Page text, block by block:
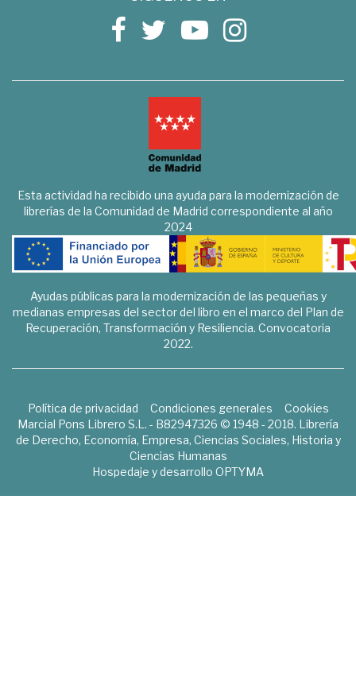
Esta actividad ha recibido una ayuda para la modernización de
librerías de la Comunidad de Madrid correspondiente al año
2024
Ayudas públicas para la modernización de las pequeñas y
medianas empresas del sector del libro en el marco del Plan de
Recuperación, Transformación y Resiliencia. Convocatoria
2022.
Política de privacidad Condiciones generales
Cookies
Marcial Pons Librero S.L. - B82947326 © 1948 - 2018. Librería
de Derecho, Economía, Empresa, Ciencias Sociales, Historia y
Ciencias Humanas
Hospedaje y desarrollo OPTYMA